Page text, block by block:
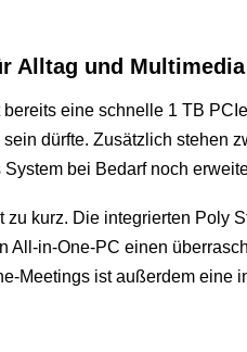
Alltag und Multimedia
bereits eine schnelle 1 TB
dürfte. Zusätzlich stehen
bei Bedarf noch
zu kurz. Die integrierten Poly
All-in-One-PC einen
Meetings ist außerdem eine